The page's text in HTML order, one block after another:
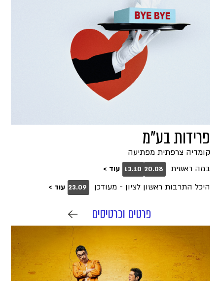
פרידות בע"מ
קומדיה צרפתית מפתיעה
במה ראשית
20.08
13.10 עוד >
היכל התרבות ראשון לציון - מעודכן 23.09 עוד >
פרטים וכרטיסים